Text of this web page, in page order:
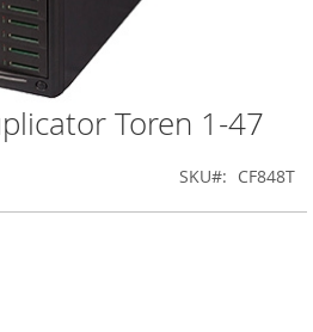
Toren 1-47
SKU CF848T